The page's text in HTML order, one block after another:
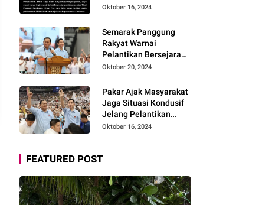
Tim, dan Artis belum
Lombok 2024
Layangkan Surat
Terbuka
Oktober 16, 2024
Semarak Panggung
Rakyat Warnai
Pelantikan Bersejarah
Prabowo-Gibran
Oktober 20, 2024
Pakar Ajak Masyarakat
Jaga Situasi Kondusif
Jelang Pelantikan
Presiden dan Dukung
Oktober 16, 2024
FEATURED POST